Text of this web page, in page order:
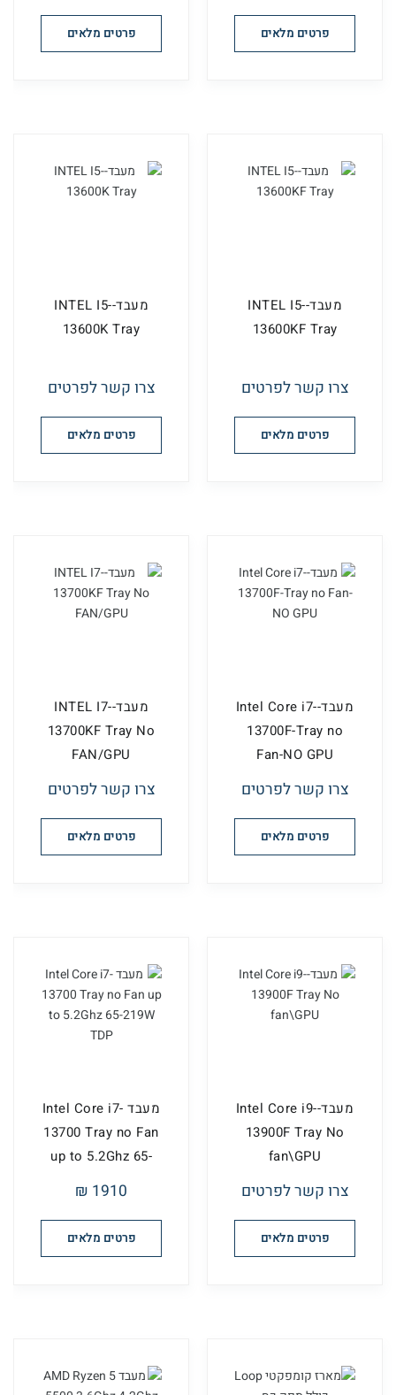
פרטים מלאים פרטים מלאים
מעבד-INTEL I5-
13600KF Tray
צרו קשר לפרטים
פרטים מלאים
מעבד-INTEL I5-
13600K Tray
צרו קשר לפרטים
פרטים מלאים
מעבד-Intel Core i7-
13700F-Tray no
Fan-NO GPU
צרו קשר לפרטים
פרטים מלאים
מעבד-INTEL I7-
13700KF Tray No
FAN/GPU
צרו קשר לפרטים
פרטים מלאים
מעבד-Intel Core i9-
13900F Tray No
fan\GPU
צרו קשר לפרטים
פרטים מלאים
מעבד Intel Core i7-
13700 Tray no Fan
up to 5.2Ghz 65-
21...
1910 ₪
פרטים מלאים